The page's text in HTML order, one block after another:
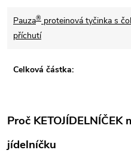
Pauza® proteinová tyčinka s
příchutí
Celková částka:
Proč
jídelníčku